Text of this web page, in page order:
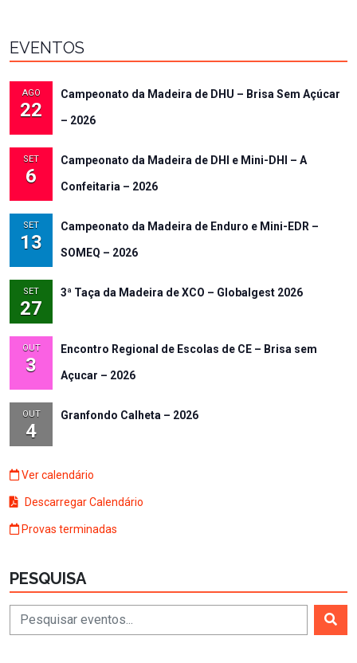
EVENTOS
AGO
22
Campeonato da Madeira de DHU – Brisa Sem Açúcar
– 2026
SET
6
Campeonato da Madeira de DHI e Mini-DHI – A
Confeitaria – 2026
SET
13
Campeonato da Madeira de Enduro e Mini-EDR –
SOMEQ – 2026
SET
27
3ª Taça da Madeira de XCO – Globalgest 2026
OUT
3
Encontro Regional de Escolas de CE – Brisa sem
Açucar – 2026
OUT
4
Granfondo Calheta – 2026
Ver calendário
Descarregar Calendário
Provas terminadas
PESQUISA